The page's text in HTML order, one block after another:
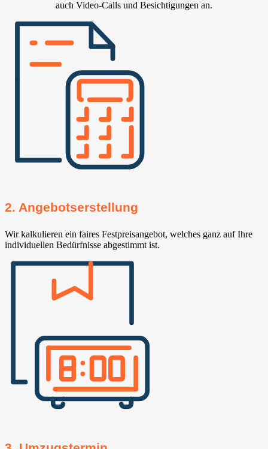
auch Video-Calls und Besichtigungen an.
2. Angebotserstellung
Wir kalkulieren ein faires Festpreisangebot, welches ganz auf Ihre
individuellen Bedürfnisse abgestimmt ist.